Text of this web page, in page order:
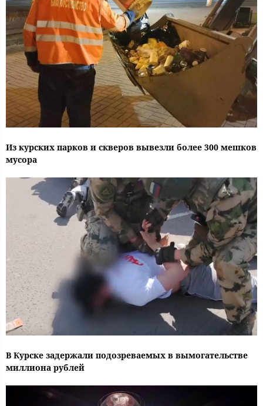
Из курских парков и скверов вывезли более 300 мешков
мусора
В Курске задержали подозреваемых в вымогательстве
миллиона рублей